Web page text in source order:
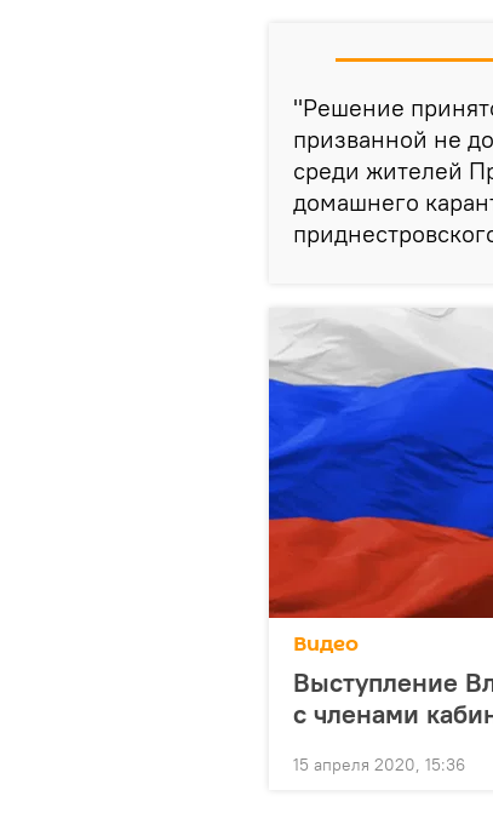
"Решение
призванной не
среди жителей
домашнего
Видео
Выступление
с членами
15 апреля 2020, 15:36